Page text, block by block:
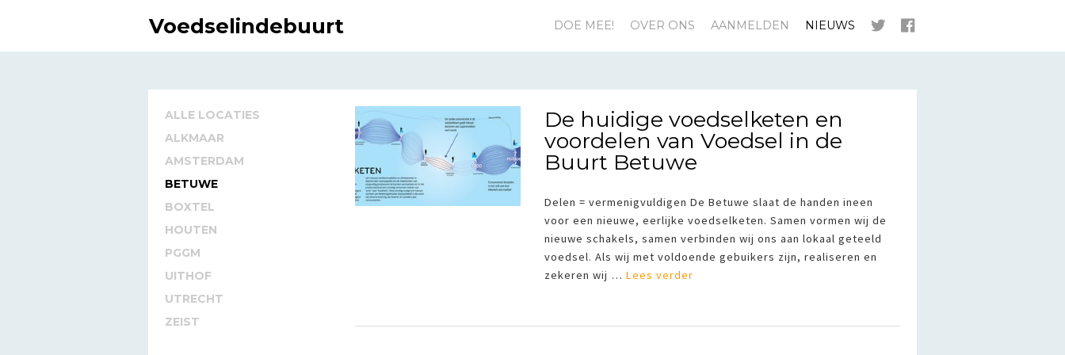
Voedselindebuurt DOE MEE! OVER ONS AANMELDEN NIEUWS
ALLE LOCATIES
ALKMAAR
AMSTERDAM
BETUWE
BOXTEL
HOUTEN
PGGM
UITHOF
UTRECHT
ZEIST
De huidige voedselketen en
voordelen van Voedsel in de
Buurt Betuwe
Delen = vermenigvuldigen De Betuwe slaat de handen ineen
voor een nieuwe, eerlijke voedselketen. Samen vormen wij de
nieuwe schakels, samen verbinden wij ons aan lokaal geteeld
voedsel. Als wij met voldoende gebuikers zijn, realiseren en
zekeren wij … Lees verder